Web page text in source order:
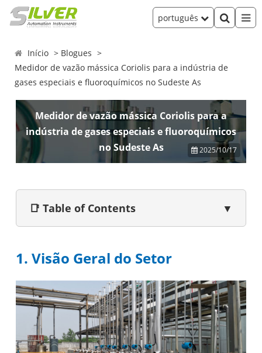
português
Início
Blogues
Medidor de vazão mássica Coriolis para a indústria de
gases especiais e fluoroquímicos no Sudeste As
Medidor de vazão mássica Coriolis para a
indústria de gases especiais e fluoroquímicos
no Sudeste As
2025/10/17
📑 Table of Contents ▼
1. Visão Geral do Setor